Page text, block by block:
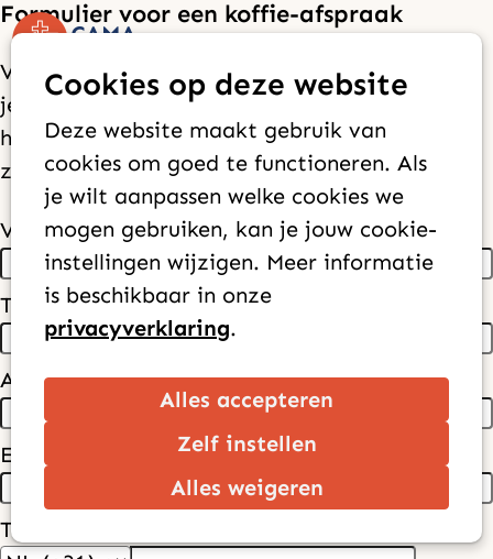
Cookies op deze website
Deze website maakt gebruik van
cookies om goed te functioneren. Als
je wilt aanpassen welke cookies we
mogen gebruiken, kan je jouw cookie-
instellingen wijzigen. Meer informatie
is beschikbaar in onze
privacyverklaring.
Alles accepteren
Zelf instellen
Alles weigeren
Formulier voor een koffie-afspraak
Vul het formulier in en we nemen contact met
je op om samen een moment te plannen. We
horen graag meer over jouw verlangen voor
zending.
Voornaam*
Tussenvoegsel
Achternaam*
E-mailadres
Telefoonnummer